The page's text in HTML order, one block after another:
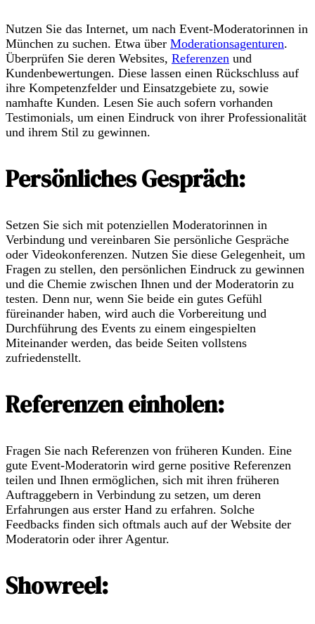
Nutzen Sie das Internet, um nach Event-Moderatorinnen in
München zu suchen. Etwa über Moderationsagenturen.
Überprüfen Sie deren Websites, Referenzen und
Kundenbewertungen. Diese lassen einen Rückschluss auf
ihre Kompetenzfelder und Einsatzgebiete zu, sowie
namhafte Kunden. Lesen Sie auch sofern vorhanden
Testimonials, um einen Eindruck von ihrer Professionalität
und ihrem Stil zu gewinnen.
Persönliches Gespräch:
Setzen Sie sich mit potenziellen Moderatorinnen in
Verbindung und vereinbaren Sie persönliche Gespräche
oder Videokonferenzen. Nutzen Sie diese Gelegenheit, um
Fragen zu stellen, den persönlichen Eindruck zu gewinnen
und die Chemie zwischen Ihnen und der Moderatorin zu
testen. Denn nur, wenn Sie beide ein gutes Gefühl
füreinander haben, wird auch die Vorbereitung und
Durchführung des Events zu einem eingespielten
Miteinander werden, das beide Seiten vollstens
zufriedenstellt.
Referenzen einholen:
Fragen Sie nach Referenzen von früheren Kunden. Eine
gute Event-Moderatorin wird gerne positive Referenzen
teilen und Ihnen ermöglichen, sich mit ihren früheren
Auftraggebern in Verbindung zu setzen, um deren
Erfahrungen aus erster Hand zu erfahren. Solche
Feedbacks finden sich oftmals auch auf der Website der
Moderatorin oder ihrer Agentur.
Showreel: